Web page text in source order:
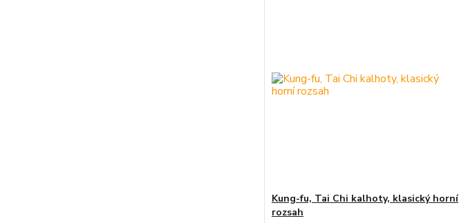
Kung-fu, Tai Chi kalhoty, klasický horní
rozsah